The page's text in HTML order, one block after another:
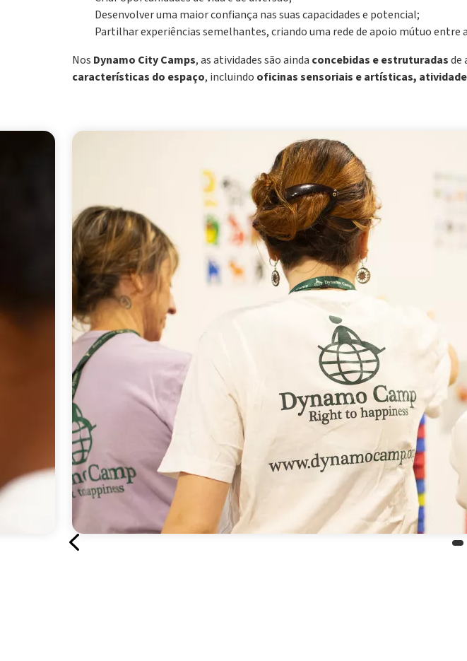
Desenvolver uma maior confiança nas suas capacidades e potencial;
Partilhar experiências semelhantes, criando uma rede de apoio mútuo entre
Nos Dynamo City Camps, as atividades são ainda concebidas e estruturadasde
características do espaço, incluindo oficinas sensoriais e artísticas,